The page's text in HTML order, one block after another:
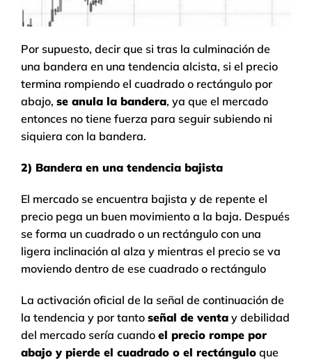
Por supuesto, decir que si tras la culminación de
una bandera en una tendencia alcista, si el precio
termina rompiendo el cuadrado o rectángulo por
abajo, se anula la bandera, ya que el mercado
entonces no tiene fuerza para seguir subiendo ni
siquiera con la bandera.
2) Bandera en una tendencia bajista
El mercado se encuentra bajista y de repente el
precio pega un buen movimiento a la baja. Después
se forma un cuadrado o un rectángulo con una
ligera inclinación al alza y mientras el precio se va
moviendo dentro de ese cuadrado o rectángulo
La activación oficial de la señal de continuación de
la tendencia y por tanto señal de venta y debilidad
del mercado sería cuando el precio rompe por
abajo y pierde el cuadrado o el rectángulo que